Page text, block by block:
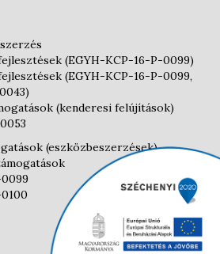
(EGYH-KCP-16-P-0099)
(EGYH-KCP-16-P-0099,
(kenderesi felújítások)
(eszközbeszerzések)